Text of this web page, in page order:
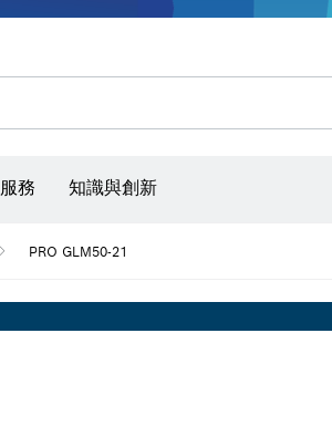
服務 知識與創新
PRO GLM50-21